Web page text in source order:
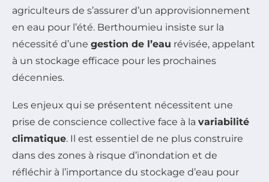
agriculteurs de s’assurer d’un approvisionnement
en eau pour l’été. Berthoumieu insiste sur la
nécessité d’une gestion de l’eau révisée, appelant
à un stockage efficace pour les prochaines
décennies.
Les enjeux qui se présentent nécessitent une
prise de conscience collective face à la variabilité
climatique. Il est essentiel de ne plus construire
dans des zones à risque d’inondation et de
réfléchir à l’importance du stockage d’eau pour